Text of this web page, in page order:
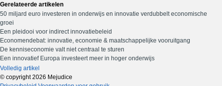
Gerelateerde artikelen
50 miljard euro investeren in onderwijs en innovatie verdubbelt economische
groei
Een pleidooi voor indirect innovatiebeleid
Economendebat: innovatie, economie & maatschappelijke vooruitgang
De kenniseconomie valt niet centraal te sturen
Een innovatief Europa investeert meer in hoger onderwijs
Volledig artikel
© copyright 2026 Mejudice